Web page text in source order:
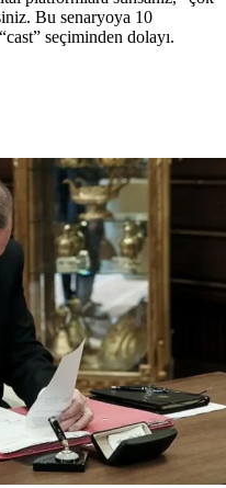
Bu senaryoya 10
seçiminden dolayı.